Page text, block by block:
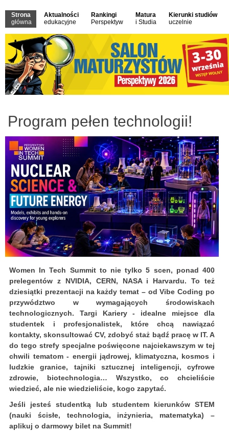
Strona
główna
Aktualności
edukacyjne
Rankingi
Perspektyw
Matura
i Studia
Kierunki studiów
uczelnie
Program pełen technologii!
Women In Tech Summit to nie tylko 5 scen, ponad 400
prelegentów z NVIDIA, CERN, NASA i Harvardu. To też
dziesiątki prezentacji na każdy temat – od Vibe Coding po
przywództwo w wymagających środowiskach
technologicznych. Targi Kariery - idealne miejsce dla
studentek i profesjonalistek, które chcą nawiązać
kontakty, skonsultować CV, zdobyć staż bądź pracę w IT. A
do tego strefy specjalne poświęcone najciekawszym w tej
chwili tematom - energii jądrowej, klimatyczna, kosmos i
ludzkie granice, tajniki sztucznej inteligencji, cyfrowe
zdrowie, biotechnologia… Wszystko, co chcieliście
wiedzieć, ale nie wiedzieliście, kogo zapytać.
Jeśli jesteś studentką lub studentem kierunków STEM
(nauki ścisłe, technologia, inżynieria, matematyka) –
aplikuj o darmowy bilet na Summit!